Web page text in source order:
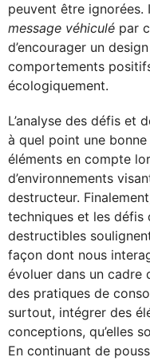
peuvent être
message véhiculé par
d’encourager un
comportements
écologiquement.
L’analyse des défis et
à quel point une
éléments en compte
d’environnements
destructeur.
techniques et les défis
destructibles
façon dont nous
évoluer dans un cadre
des pratiques de
surtout, intégrer des
conceptions, qu’elles
En continuant de